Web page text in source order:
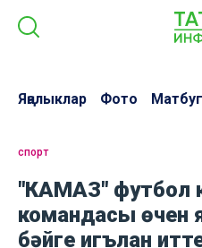
Яңалыклар Фото
спорт
"КАМАЗ" футбол
командасы өчен
бәйге игълан